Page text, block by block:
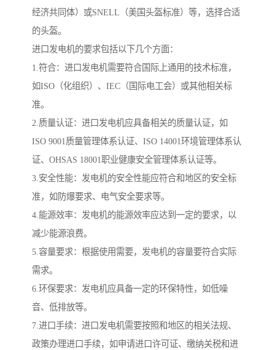
经济共同体）或SNELL（美国头盔标准）等，选择合适
的头盔。
进口发电机的要求包括以下几个方面：
1.符合：进口发电机需要符合国际上通用的技术标准，
如ISO（化组织）、IEC（国际电工会）或其他相关标
准。
2.质量认证：进口发电机应具备相关的质量认证，如
ISO 9001质量管理体系认证、ISO 14001环境管理体系认
证、OHSAS 18001职业健康安全管理体系认证等。
3.安全性能：发电机的安全性能应符合和地区的安全标
准，如防爆要求、电气安全要求等。
4.能源效率：发电机的能源效率应达到一定的要求，以
减少能源浪费。
5.容量要求：根据使用需要，发电机的容量要符合实际
需求。
6.环保要求：发电机应具备一定的环保特性，如低噪
音、低排放等。
7.进口手续：进口发电机需要按照和地区的相关法规、
政策办理进口手续，如申请进口许可证、缴纳关税和进